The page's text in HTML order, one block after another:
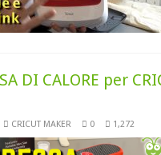
DI CALORE per
CRICUT MAKER 0 1,272